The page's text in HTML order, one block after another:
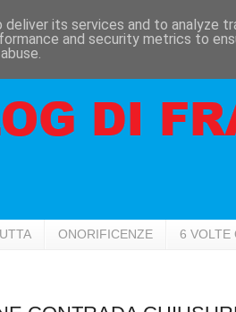
ONORIFICENZE 6 VOLTE
its services and to analyze
and security metrics to